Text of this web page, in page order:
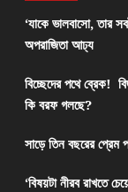
‘যাকে ভালবাসো, তার
অপরাজিতা আঢ্য
বিচ্ছেদের পথে ব্রেক!
কি বরফ গলছে?
সাড়ে তিন বছরের
‘বিষয়টা নীরব রাখতে